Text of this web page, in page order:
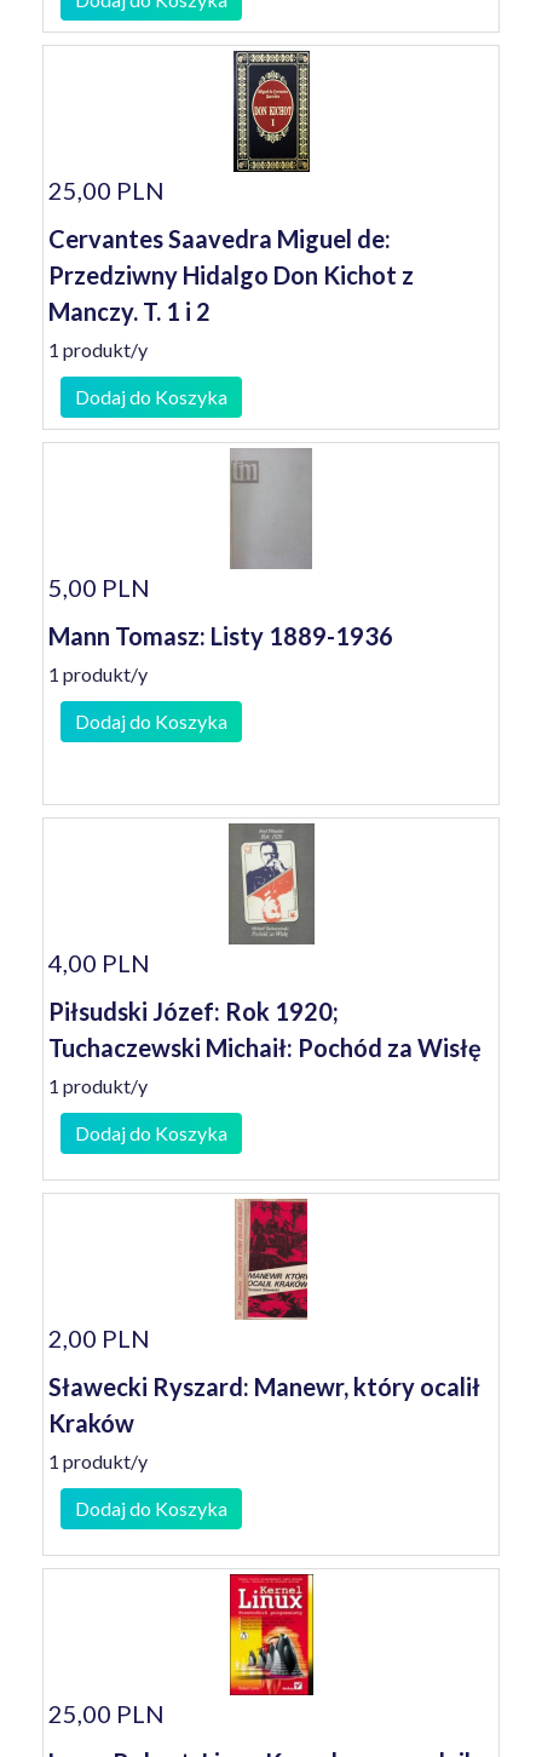
25,00 PLN
Cervantes Saavedra Miguel de:
Przedziwny Hidalgo Don Kichot z
Manczy. T. 1 i 2
1 produkt/y
Dodaj do Koszyka
5,00 PLN
Mann Tomasz: Listy 1889-1936
1 produkt/y
Dodaj do Koszyka
4,00 PLN
Piłsudski Józef: Rok 1920;
Tuchaczewski Michaił: Pochód za Wisłę
1 produkt/y
Dodaj do Koszyka
2,00 PLN
Sławecki Ryszard: Manewr, który ocalił
Kraków
1 produkt/y
Dodaj do Koszyka
25,00 PLN